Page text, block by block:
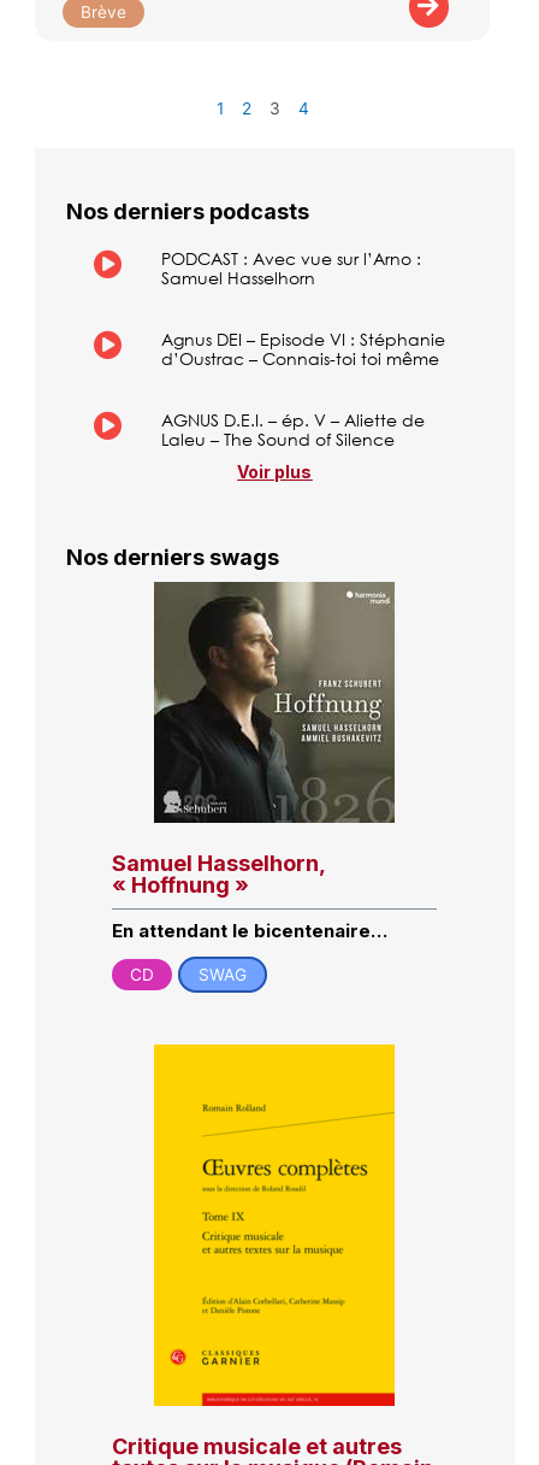
Brève
1 2 3 4
Nos derniers podcasts
PODCAST : Avec vue sur l’Arno :
Samuel Hasselhorn
Agnus DEI – Episode VI : Stéphanie
d’Oustrac – Connais-toi toi même
AGNUS D.E.I. – ép. V – Aliette de
Laleu – The Sound of Silence
Voir plus
Nos derniers swags
Samuel Hasselhorn,
« Hoffnung »
En attendant le bicentenaire…
CD SWAG
Critique musicale et autres